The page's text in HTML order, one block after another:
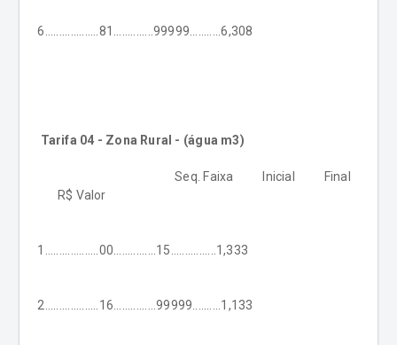
6...................81..............99999...........6,308
Tarifa 04 - Zona Rural - (água m3)
Seq. Faixa Inicial Final
R$ Valor
1...................00...............15................1,333
2...................16...............99999..........1,133